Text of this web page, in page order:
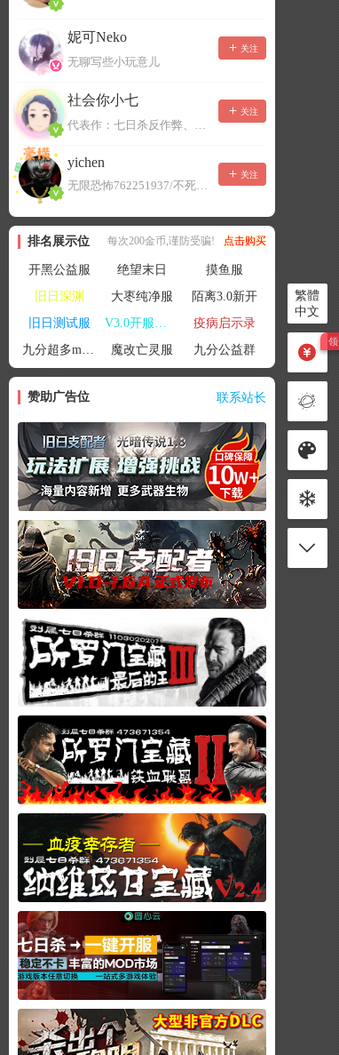
妮可Neko
无聊写些小玩意儿
关注
社会你小七
代表作：七日杀反作弊、七日杀云黑、七日杀BOT、七日杀云商城
关注
yichen
无限恐怖762251937/不死者末日1080207504
关注
排名展示位 每次200金币,谨防受骗! 点击购买
开黑公益服 绝望末日
摸鱼服
旧日深渊
大枣纯净服
陌离3.0新开
旧日测试服
V3.0开服联机
疫病启示录
九分超多mod群
魔改亡灵服 九分公益群
赞助广告位 联系站长
繁體
中文